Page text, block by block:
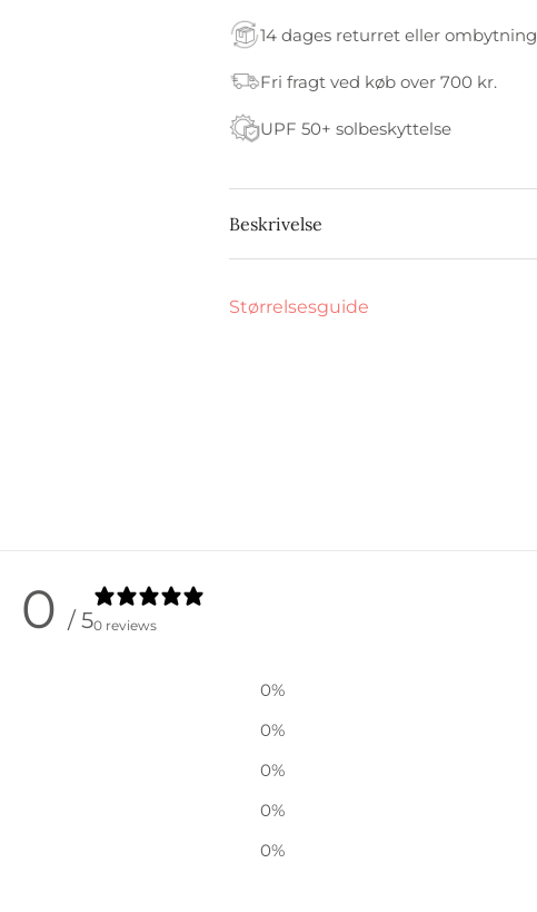
14 dages returret eller ombytning
Fri fragt ved køb over 700 kr.
UPF 50+ solbeskyttelse
Beskrivelse
Størrelsesguide
0 / 50 reviews
0%
0%
0%
0%
0%